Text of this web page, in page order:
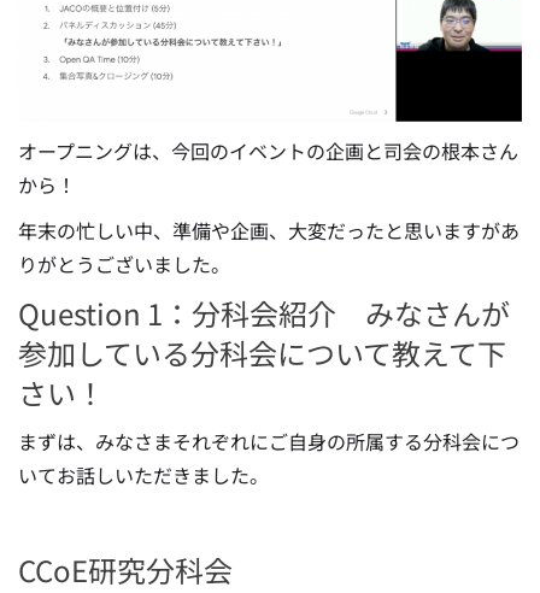
オープニングは、今回のイベントの企画と司会の根本さん
から！
年末の忙しい中、準備や企画、大変だったと思いますがあ
りがとうございました。
Question 1：分科会紹介 みなさんが
参加している分科会について教えて下
さい！
まずは、みなさまそれぞれにご自身の所属する分科会につ
いてお話しいただきました。
CCoE研究分科会